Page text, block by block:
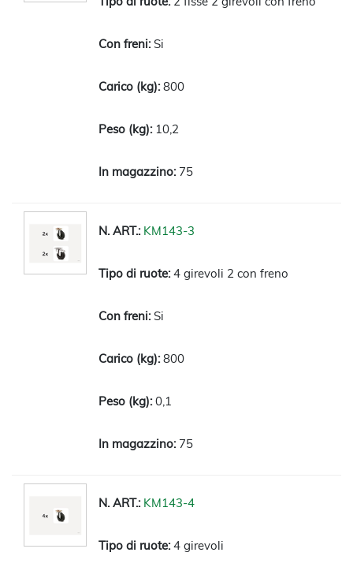
Si
800
10,2
75
KM143-3
4 girevoli 2 con freno
Si
800
0,1
75
KM143-4
4 girevoli